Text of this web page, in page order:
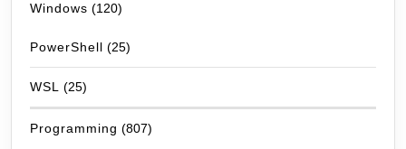
Windows (120)
PowerShell (25)
WSL (25)
Programming (807)